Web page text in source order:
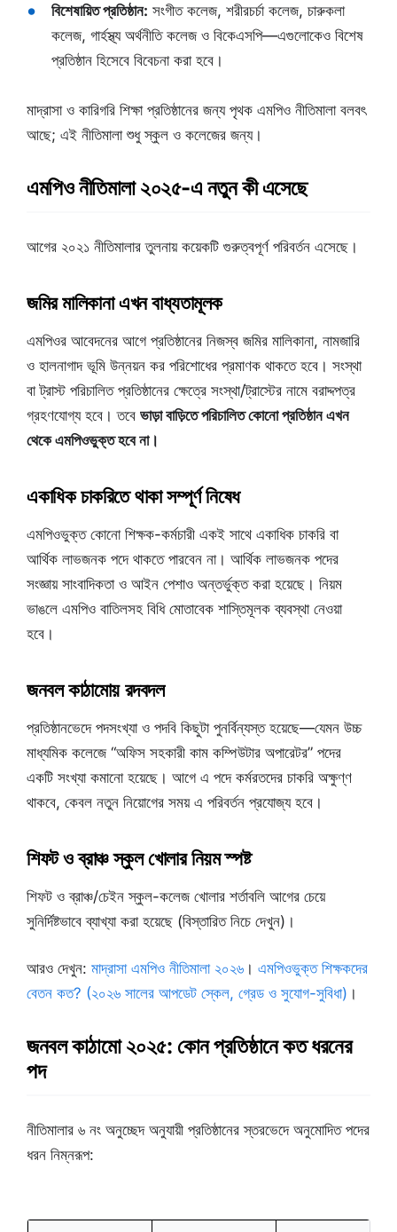
বিশেষায়িত প্রতিষ্ঠান: সংগীত কলেজ, শরীরচর্চা কলেজ, চারুকলা
কলেজ, গার্হস্থ্য অর্থনীতি কলেজ ও বিকেএসপি—এগুলোকেও বিশেষ
প্রতিষ্ঠান হিসেবে বিবেচনা করা হবে।
মাদ্রাসা ও কারিগরি শিক্ষা প্রতিষ্ঠানের জন্য পৃথক এমপিও নীতিমালা বলবৎ
আছে; এই নীতিমালা শুধু স্কুল ও কলেজের জন্য।
এমপিও নীতিমালা ২০২৫-এ নতুন কী এসেছে
আগের ২০২১ নীতিমালার তুলনায় কয়েকটি গুরুত্বপূর্ণ পরিবর্তন এসেছে।
জমির মালিকানা এখন বাধ্যতামূলক
এমপিওর আবেদনের আগে প্রতিষ্ঠানের নিজস্ব জমির মালিকানা, নামজারি
ও হালনাগাদ ভূমি উন্নয়ন কর পরিশোধের প্রমাণক থাকতে হবে। সংস্থা
বা ট্রাস্ট পরিচালিত প্রতিষ্ঠানের ক্ষেত্রে সংস্থা/ট্রাস্টের নামে বরাদ্দপত্র
গ্রহণযোগ্য হবে। তবে ভাড়া বাড়িতে পরিচালিত কোনো প্রতিষ্ঠান এখন
থেকে এমপিওভুক্ত হবে না।
একাধিক চাকরিতে থাকা সম্পূর্ণ নিষেধ
এমপিওভুক্ত কোনো শিক্ষক-কর্মচারী একই সাথে একাধিক চাকরি বা
আর্থিক লাভজনক পদে থাকতে পারবেন না। আর্থিক লাভজনক পদের
সংজ্ঞায় সাংবাদিকতা ও আইন পেশাও অন্তর্ভুক্ত করা হয়েছে। নিয়ম
ভাঙলে এমপিও বাতিলসহ বিধি মোতাবেক শাস্তিমূলক ব্যবস্থা নেওয়া
হবে।
জনবল কাঠামোয় রদবদল
প্রতিষ্ঠানভেদে পদসংখ্যা ও পদবি কিছুটা পুনর্বিন্যস্ত হয়েছে—যেমন উচ্চ
মাধ্যমিক কলেজে “অফিস সহকারী কাম কম্পিউটার অপারেটর” পদের
একটি সংখ্যা কমানো হয়েছে। আগে এ পদে কর্মরতদের চাকরি অক্ষুণ্ণ
থাকবে, কেবল নতুন নিয়োগের সময় এ পরিবর্তন প্রযোজ্য হবে।
শিফট ও ব্রাঞ্চ স্কুল খোলার নিয়ম স্পষ্ট
শিফট ও ব্রাঞ্চ/চেইন স্কুল-কলেজ খোলার শর্তাবলি আগের চেয়ে
সুনির্দিষ্টভাবে ব্যাখ্যা করা হয়েছে (বিস্তারিত নিচে দেখুন)।
আরও দেখুন: মাদ্রাসা এমপিও নীতিমালা ২০২৬ । এমপিওভুক্ত শিক্ষকদের
বেতন কত? (২০২৬ সালের আপডেট স্কেল, গ্রেড ও সুযোগ-সুবিধা) ।
জনবল কাঠামো ২০২৫: কোন প্রতিষ্ঠানে কত ধরনের
পদ
নীতিমালার ৬ নং অনুচ্ছেদ অনুযায়ী প্রতিষ্ঠানের স্তরভেদে অনুমোদিত পদের
ধরন নিম্নরূপ: